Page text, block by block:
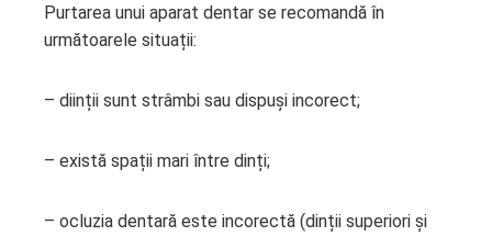
Purtarea unui aparat dentar se recomandă în
următoarele situații:
– diinții sunt strâmbi sau dispuși incorect;
– există spații mari între dinți;
– ocluzia dentară este incorectă (dinții superiori și